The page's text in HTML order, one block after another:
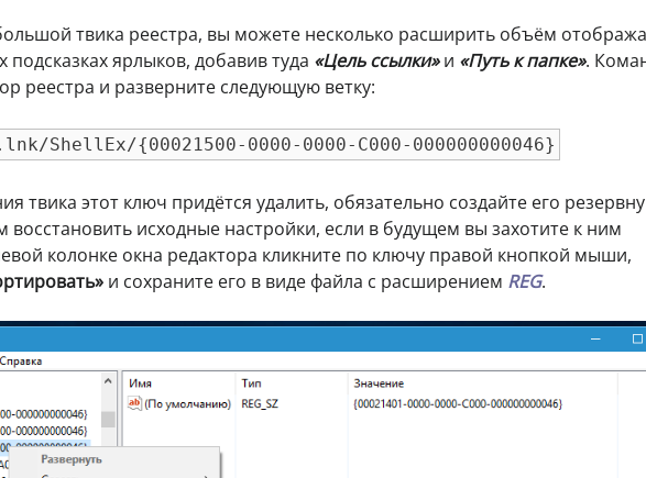
твика реестра, вы можете несколько расширить объём
ярлыков, добавив туда «Цель ссылки»и «Путь к папке».
реестра и разверните следующую ветку:
.lnk/ShellEx/{00021500-0000-0000-C000-000000000046}
твика этот ключ придётся удалить, обязательно создайте его
восстановить исходные настройки, если в будущем вы захотите к ним
колонке окна редактора кликните по ключу правой кнопкой мыши,
и сохраните его в виде файла с расширением REG.